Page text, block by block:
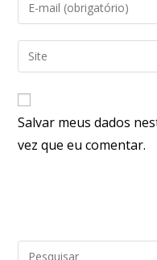
Salvar meus dados
vez que eu comentar.